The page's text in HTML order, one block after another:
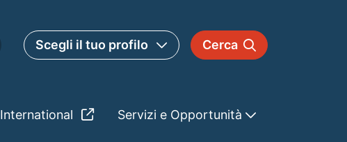
Cerca
Scegli il tuo profilo
International Servizi e Opportunità